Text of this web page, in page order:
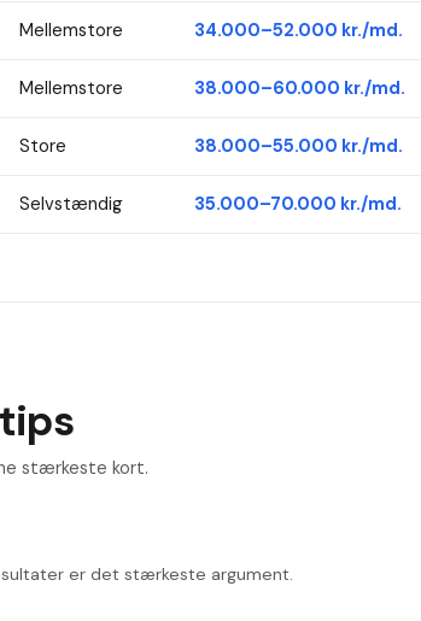
Mellemstore 34.000–52.000 kr./md.
Mellemstore 38.000–60.000 kr./md.
Store 38.000–55.000 kr./md.
Selvstændig 35.000–70.000 kr./md.
stærkeste kort.
er det stærkeste argument.